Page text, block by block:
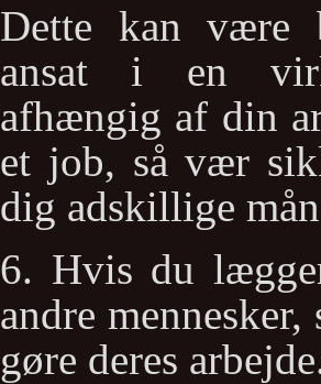
Dette kan være
ansat i en
afhængig af din
et job, så vær
dig adskillige
6. Hvis du
andre
gøre deres